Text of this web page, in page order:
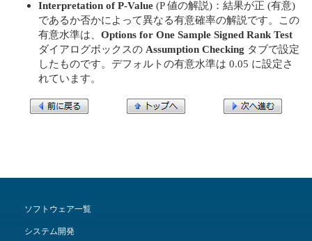
Interpretation of P-Value (P 値の解説)：結果が正 (有意)
であるか否かによって異なる有意確率の解説です。この
有意水準は、 Options for One Sample Signed Rank Test
ダイアログボックスの Assumption Checking タブで設定
したものです。デフォルトの有意水準は 0.05 に設定さ
れています。
ソフトウェア一覧
システム開発